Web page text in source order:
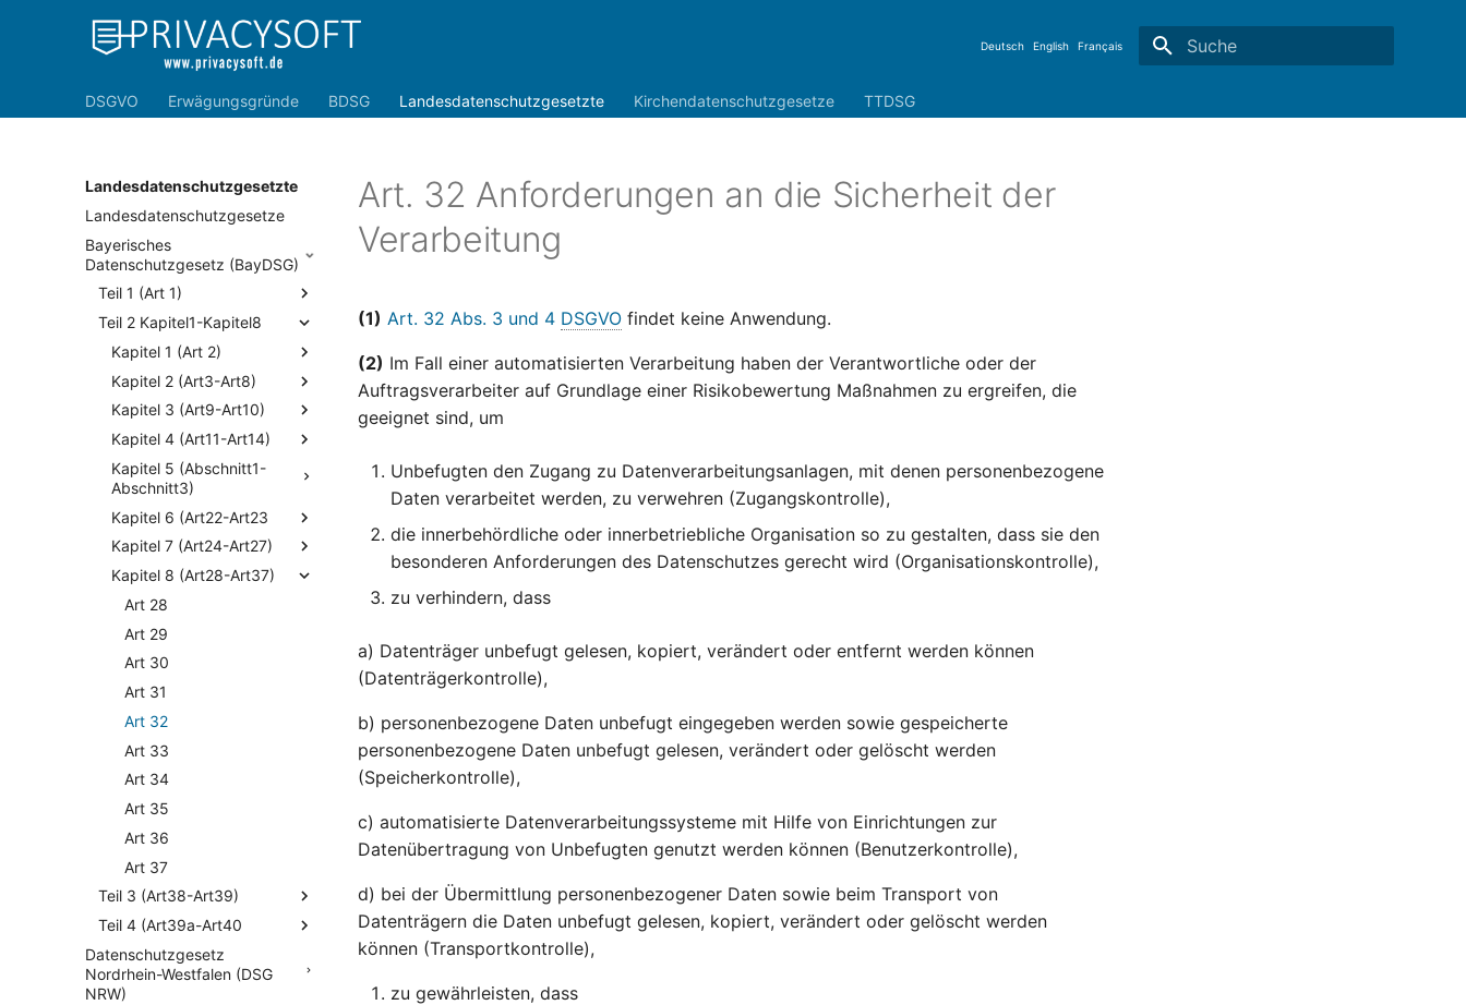
Deutsch English Français
DSGVO Erwägungsgründe BDSG Landesdatenschutzgesetzte Kirchendatenschutzgesetze TTDSG
Landesdatenschutzgesetzte
Landesdatenschutzgesetze
Bayerisches
Datenschutzgesetz (BayDSG)
Teil 1 (Art 1)
Teil 2 Kapitel1-Kapitel8
Kapitel 1 (Art 2)
Kapitel 2 (Art3-Art8)
Kapitel 3 (Art9-Art10)
Kapitel 4 (Art11-Art14)
Kapitel 5 (Abschnitt1-
Abschnitt3)
Kapitel 6 (Art22-Art23
Kapitel 7 (Art24-Art27)
Kapitel 8 (Art28-Art37)
Art 28
Art 29
Art 30
Art 31
Art 32
Art 33
Art 34
Art 35
Art 36
Art 37
Teil 3 (Art38-Art39)
Teil 4 (Art39a-Art40
Datenschutzgesetz
Nordrhein-Westfalen (DSG
NRW)
Art. 32 Anforderungen an die Sicherheit der
Verarbeitung
(1) Art. 32 Abs. 3 und 4 DSGVO findet keine Anwendung.
(2) Im Fall einer automatisierten Verarbeitung haben der Verantwortliche oder der
Auftragsverarbeiter auf Grundlage einer Risikobewertung Maßnahmen zu ergreifen, die
geeignet sind, um
Unbefugten den Zugang zu Datenverarbeitungsanlagen, mit denen personenbezogene
Daten verarbeitet werden, zu verwehren (Zugangskontrolle),
die innerbehördliche oder innerbetriebliche Organisation so zu gestalten, dass sie den
besonderen Anforderungen des Datenschutzes gerecht wird (Organisationskontrolle),
zu verhindern, dass
a) Datenträger unbefugt gelesen, kopiert, verändert oder entfernt werden können
(Datenträgerkontrolle),
b) personenbezogene Daten unbefugt eingegeben werden sowie gespeicherte
personenbezogene Daten unbefugt gelesen, verändert oder gelöscht werden
(Speicherkontrolle),
c) automatisierte Datenverarbeitungssysteme mit Hilfe von Einrichtungen zur
Datenübertragung von Unbefugten genutzt werden können (Benutzerkontrolle),
d) bei der Übermittlung personenbezogener Daten sowie beim Transport von
Datenträgern die Daten unbefugt gelesen, kopiert, verändert oder gelöscht werden
können (Transportkontrolle),
zu gewährleisten, dass